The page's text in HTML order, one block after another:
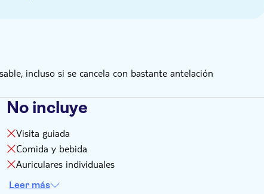
incluso si se cancela con bastante antelación
No incluye
Visita guiada
Comida y bebida
Auriculares individuales
Leer más